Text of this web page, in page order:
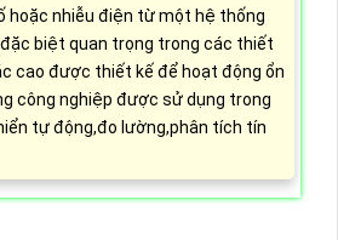
hoặc nhiễu điện từ một hệ thống
biệt quan trọng trong các thiết
cao được thiết kế để hoạt động ổn
công nghiệp được sử dụng trong
tự động,đo lường,phân tích tín